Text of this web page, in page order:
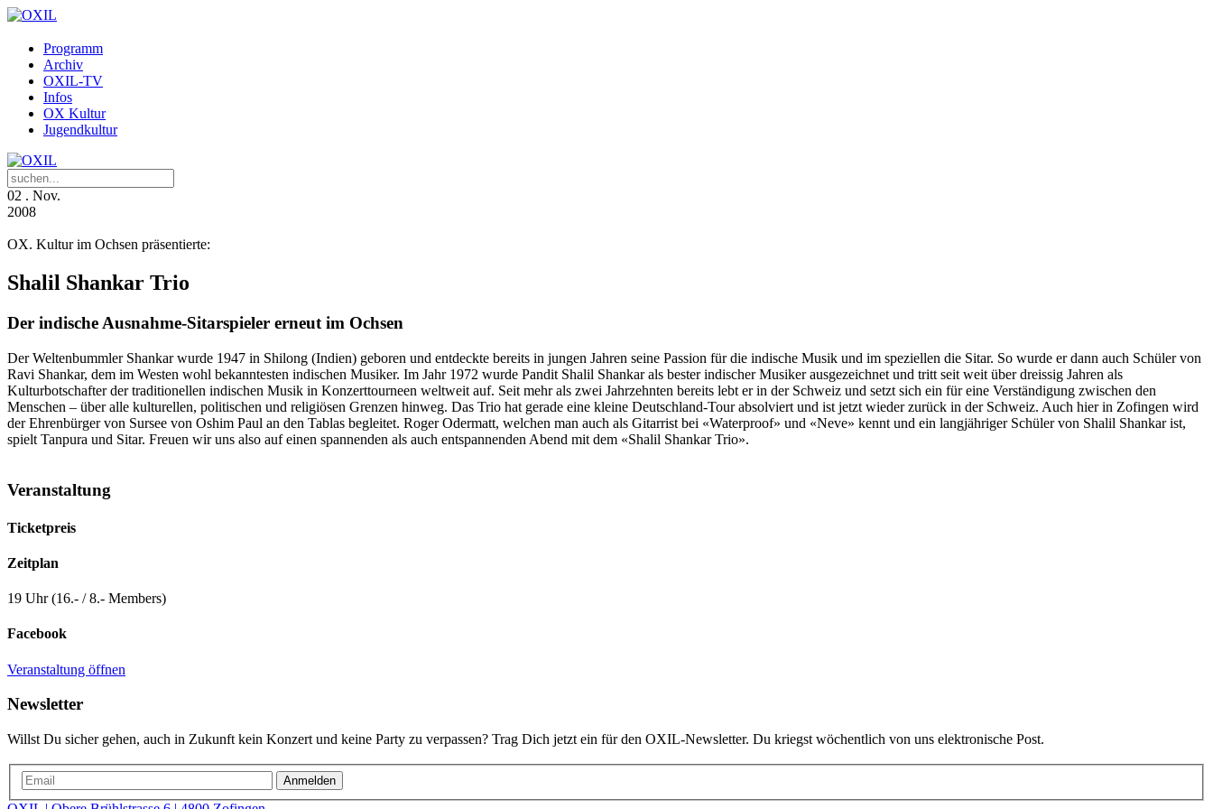
Programm
Archiv
OXIL-TV
Infos
OX Kultur
Jugendkultur
02 . Nov.
2008
OX. Kultur im Ochsen präsentierte:
Shalil Shankar Trio
Der indische Ausnahme-Sitarspieler erneut im Ochsen
Der Weltenbummler Shankar wurde 1947 in Shilong (Indien) geboren und entdeckte bereits in jungen Jahren seine Passion für die indische Musik und im speziellen die Sitar. So wurde er dann auch Schüler von
Ravi Shankar, dem im Westen wohl bekanntesten indischen Musiker. Im Jahr 1972 wurde Pandit Shalil Shankar als bester indischer Musiker ausgezeichnet und tritt seit weit über dreissig Jahren als
Kulturbotschafter der traditionellen indischen Musik in Konzerttourneen weltweit auf. Seit mehr als zwei Jahrzehnten bereits lebt er in der Schweiz und setzt sich ein für eine Verständigung zwischen den
Menschen – über alle kulturellen, politischen und religiösen Grenzen hinweg. Das Trio hat gerade eine kleine Deutschland-Tour absolviert und ist jetzt wieder zurück in der Schweiz. Auch hier in Zofingen wird
der Ehrenbürger von Sursee von Oshim Paul an den Tablas begleitet. Roger Odermatt, welchen man auch als Gitarrist bei «Waterproof» und «Neve» kennt und ein langjähriger Schüler von Shalil Shankar ist,
spielt Tanpura und Sitar. Freuen wir uns also auf einen spannenden als auch entspannenden Abend mit dem «Shalil Shankar Trio».
Veranstaltung
Ticketpreis
Zeitplan
19 Uhr (16.- / 8.- Members)
Facebook
Veranstaltung öffnen
Newsletter
Willst Du sicher gehen, auch in Zukunft kein Konzert und keine Party zu verpassen? Trag Dich jetzt ein für den OXIL-Newsletter. Du kriegst wöchentlich von uns elektronische Post.
Anmelden